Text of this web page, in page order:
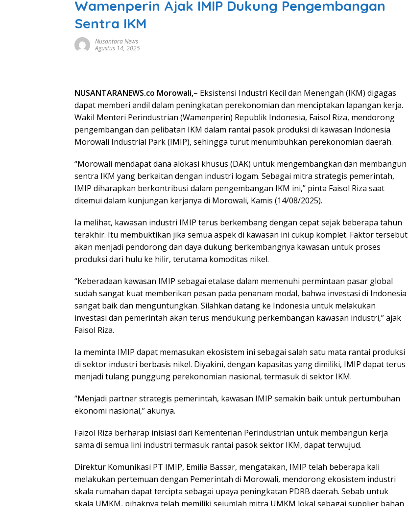
Wamenperin Ajak IMIP Dukung Pengembangan
Sentra IKM
Nusantara News
Agustus 14, 2025
NUSANTARANEWS.co Morowali,– Eksistensi Industri Kecil dan Menengah (IKM) digagas
dapat memberi andil dalam peningkatan perekonomian dan menciptakan lapangan kerja.
Wakil Menteri Perindustrian (Wamenperin) Republik Indonesia, Faisol Riza, mendorong
pengembangan dan pelibatan IKM dalam rantai pasok produksi di kawasan Indonesia
Morowali Industrial Park (IMIP), sehingga turut menumbuhkan perekonomian daerah.
“Morowali mendapat dana alokasi khusus (DAK) untuk mengembangkan dan membangun
sentra IKM yang berkaitan dengan industri logam. Sebagai mitra strategis pemerintah,
IMIP diharapkan berkontribusi dalam pengembangan IKM ini,” pinta Faisol Riza saat
ditemui dalam kunjungan kerjanya di Morowali, Kamis (14/08/2025).
Ia melihat, kawasan industri IMIP terus berkembang dengan cepat sejak beberapa tahun
terakhir. Itu membuktikan jika semua aspek di kawasan ini cukup komplet. Faktor tersebut
akan menjadi pendorong dan daya dukung berkembangnya kawasan untuk proses
produksi dari hulu ke hilir, terutama komoditas nikel.
“Keberadaan kawasan IMIP sebagai etalase dalam memenuhi permintaan pasar global
sudah sangat kuat memberikan pesan pada penanam modal, bahwa investasi di Indonesia
sangat baik dan menguntungkan. Silahkan datang ke Indonesia untuk melakukan
investasi dan pemerintah akan terus mendukung perkembangan kawasan industri,” ajak
Faisol Riza.
Ia meminta IMIP dapat memasukan ekosistem ini sebagai salah satu mata rantai produksi
di sektor industri berbasis nikel. Diyakini, dengan kapasitas yang dimiliki, IMIP dapat terus
menjadi tulang punggung perekonomian nasional, termasuk di sektor IKM.
“Menjadi partner strategis pemerintah, kawasan IMIP semakin baik untuk pertumbuhan
ekonomi nasional,” akunya.
Faizol Riza berharap inisiasi dari Kementerian Perindustrian untuk membangun kerja
sama di semua lini industri termasuk rantai pasok sektor IKM, dapat terwujud.
Direktur Komunikasi PT IMIP, Emilia Bassar, mengatakan, IMIP telah beberapa kali
melakukan pertemuan dengan Pemerintah di Morowali, mendorong ekosistem industri
skala rumahan dapat tercipta sebagai upaya peningkatan PDRB daerah. Sebab untuk
skala UMKM, pihaknya telah memiliki sejumlah mitra UMKM lokal sebagai supplier bahan